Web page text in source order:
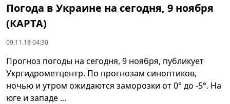
Погода в Украине на сегодня, 9 ноября
(КАРТА)
09.11.18 04:30
Прогноз погоды на сегодня, 9 ноября, публикует
Укргидрометцентр. По прогнозам синоптиков,
ночью и утром ожидаются заморозки от 0° до -5°. На
юге и западе ...